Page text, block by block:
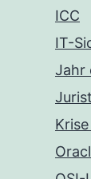
ICC
IT-
Jahr